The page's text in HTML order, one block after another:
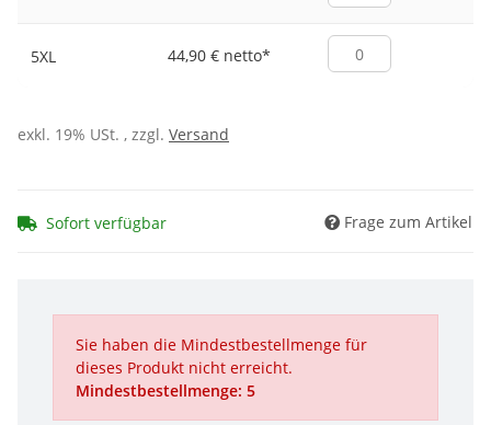
5XL 44,90 € netto*
exkl. 19% USt. , zzgl. Versand
Sofort verfügbar Frage zum Artikel
Sie haben die Mindestbestellmenge für
dieses Produkt nicht erreicht.
Mindestbestellmenge: 5